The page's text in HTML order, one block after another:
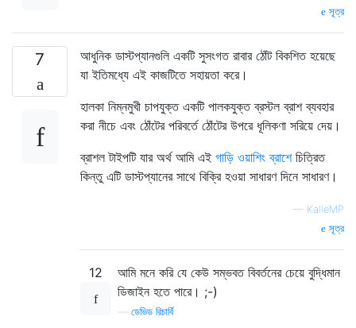
সূত্র
7
আধুনিক ডাস্টপ্যানগুলি একটি সুসংগত রাবার ঠোঁট বিকশিত হয়েছে
যা ইতিমধ্যে এই কাজটিতে সহায়তা করে।
হালকা নিম্নমুখী চাপযুক্ত একটি পালকযুক্ত ব্রস্টল ব্রাশ ব্যবহার
করা নীচে এবং ঠোঁটের পরিবর্তে ঠোঁটের উপরে ধূলিকণা সরিয়ে দেয়।
ব্রাশল টাইপটি যার অর্থ আমি এই গাড়ি ওয়াশিং ব্রাশেচিত্রিত
কিন্তু এটি ডাস্টপ্যানের সাথে বিক্রি হওয়া সাধারণ দিনে সাধারণ।
— KalleMP
সূত্র
12
আমি মনে করি যে কেউ সম্ভবত বিবর্তনের চেয়ে বুদ্ধিমান
ডিজাইন হতে পারে। ;-)
ডেভিড রিচার্বি